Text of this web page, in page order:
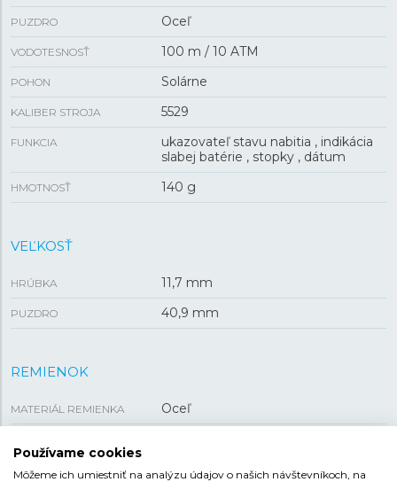
PUZDRO Oceľ
VODOTESNOSŤ 100 m / 10 ATM
POHON Solárne
KALIBER STROJA 5529
FUNKCIA
ukazovateľ stavu nabitia , indikácia
slabej batérie , stopky , dátum
HMOTNOSŤ 140 g
VEĽKOSŤ
HRÚBKA 11,7 mm
PUZDRO 40,9 mm
REMIENOK
MATERIÁL REMIENKA Oceľ
SPONA Preklápacia
Používame cookies
Môžeme ich umiestniť na analýzu údajov o našich návštevníkoch, na